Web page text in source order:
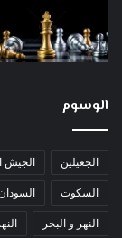
الوسوم
الجعيلين الجيش
السكوت
النهر و البحر